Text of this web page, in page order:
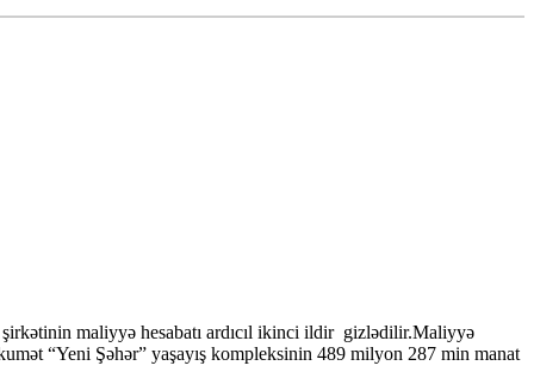
maliyyə hesabatı ardıcıl ikinci ildir gizlədilir.Maliyyə
“Yeni Şəhər” yaşayış kompleksinin 489 milyon 287 min manat